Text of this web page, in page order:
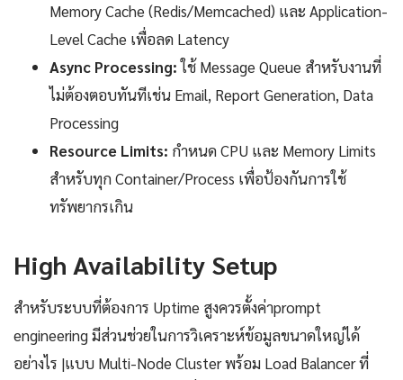
Memory Cache (Redis/Memcached) และ Application-
Level Cache เพื่อลด Latency
Async Processing:ใช้ Message Queue สำหรับงานที่
ไม่ต้องตอบทันทีเช่น Email, Report Generation, Data
Processing
Resource Limits: กำหนด CPU และ Memory Limits
สำหรับทุก Container/Process เพื่อป้องกันการใช้
ทรัพยากรเกิน
High Availability Setup
สำหรับระบบที่ต้องการ Uptime สูงควรตั้งค่าprompt
engineering มีส่วนช่วยในการวิเคราะห์ข้อมูลขนาดใหญ่ได้
อย่างไร |แบบ Multi-Node Cluster พร้อม Load Balancer ที่